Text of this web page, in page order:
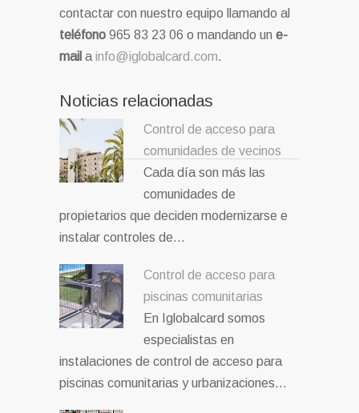
contactar con nuestro equipo llamando al
teléfono 965 83 23 06 o mandando un e-
mail a info@iglobalcard.com.
Noticias relacionadas
Control de acceso para
comunidades de vecinos
Cada día son más las
comunidades de
propietarios que deciden modernizarse e
instalar controles de…
Control de acceso para
piscinas comunitarias
En Iglobalcard somos
especialistas en
instalaciones de control de acceso para
piscinas comunitarias y urbanizaciones…